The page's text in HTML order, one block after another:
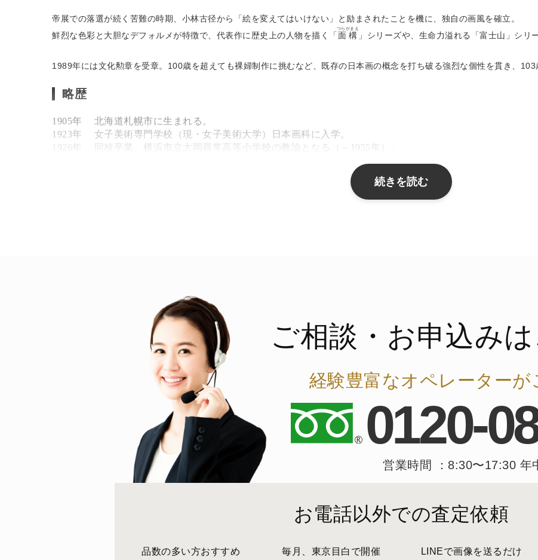
帝展での落選が続く苦難の時期、小林古径から「絵を変えてはいけない」と励まされたことを機に、独自の画風を確立。
鮮烈な色彩と大胆なデフォルメが特徴で、代表作に歴史上の人物を描く「面構
つらがまえ
」シリーズや、生命力溢れる「富士山」シリ
1989年には文化勲章を受章。100歳を超えても裸婦制作に挑むなど、既存の日本画の概念を打ち破る強烈な個性を貫き、103
略歴
1905年
北海道札幌市に生まれる。
1923年
女子美術専門学校（現・女子美術大学）日本画科に入学。
1926年
同校卒業。横浜市立大岡尋常高等小学校の教諭となる（～1955年）。
第31回院展で《夏》が日本美術院賞を受賞。安田靫彦に師事。
続きを読む
ご相談・お申込み
経験豊富なオペレーターが
0120-
営業時間 ：8:30〜17:30 年
お電話以外での査定依頼
品数の多い方おすすめ 毎月、東京目白で開催 LINEで画像を送るだけ